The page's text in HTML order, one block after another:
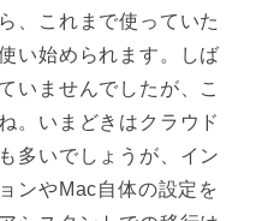
、これまで使っていた
い始められます。しば
いませんでしたが、こ
。いまどきはクラウド
多いでしょうが、イン
ンやMac自体の設定を